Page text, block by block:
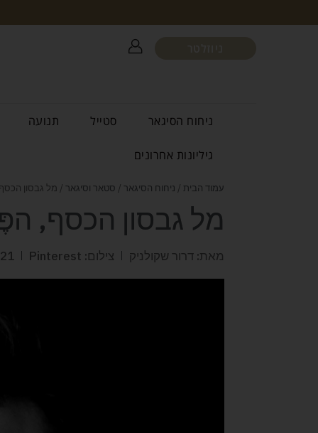
ניחוח הסיגאר סטייל תנועה
גיליונות אחרונים
עמוד הבית / ניחוח הסיגאר / סטאר וסיגאר / מל גבסון
מל גבסון הכסף,
מאת: דרור שקולניק צילום: Pinterest